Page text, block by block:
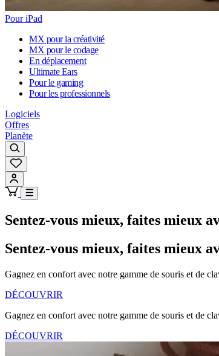
Pour iPad
MX pour la créativité
MX pour le codage
En déplacement
Ultimate Ears
Pour le gaming
Pour les professionnels
Logiciels
Offres
Planète
Sentez-vous mieux, faites mieux
Sentez-vous mieux, faites mieux
Gagnez en confort avec notre gamme de souris et de
DÉCOUVRIR
Gagnez en confort avec notre gamme de souris et de
DÉCOUVRIR